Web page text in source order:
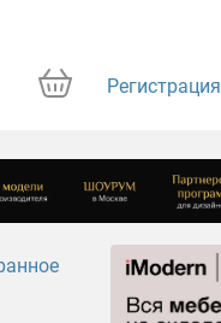
Регистрация